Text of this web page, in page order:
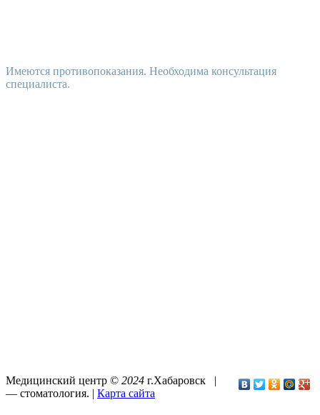
Имеются противопоказания. Необходима консультация
специалиста.
Медицинский центр © 2024 г.Хабаровск |
— стоматология. | Карта сайта